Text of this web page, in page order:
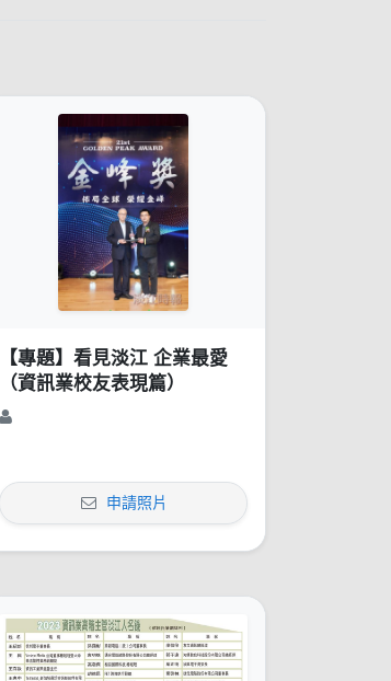
【專題】看見淡江 企業最愛
（資訊業校友表現篇）
申請照片